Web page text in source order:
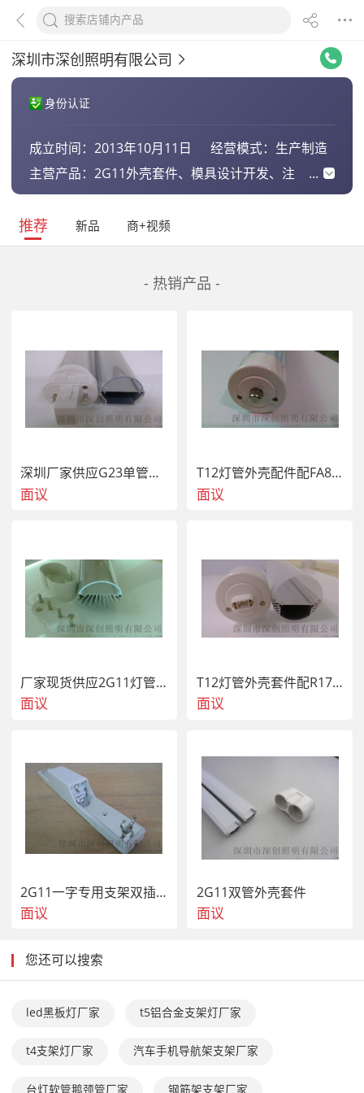
深圳市深创照明有限公司
身份认证
成立时间：2013年10月11日 经营模式： 生产制造
主营产品：2G11外壳套件、模具设计开发、注
推荐 新品 商+视频
- 热销产品 -
深圳厂家供应G23单管外壳套件
面议
T12灯管外壳配件配FA8堵头出口美国UL认证专用款
面议
厂家现货供应2G11灯管外壳 鳍片散热款
面议
T12灯管外壳套件配R17D灯头日本出口专用2.4米
面议
2G11一字专用支架双插管
面议
2G11双管外壳套件
面议
您还可以搜索
led黑板灯厂家 t5铝合金支架灯厂家
t4支架灯厂家 汽车手机导航架支架厂家
台灯软管鹅颈管厂家 钢筋架支架厂家